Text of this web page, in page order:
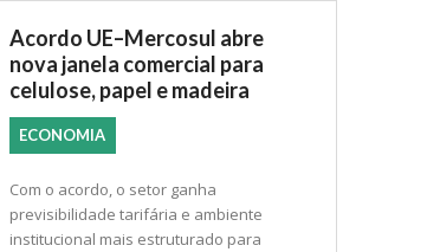
Acordo UE–Mercosul abre
nova janela comercial para
celulose, papel e madeira
ECONOMIA
Com o acordo, o setor ganha
previsibilidade tarifária e ambiente
institucional mais estruturado para